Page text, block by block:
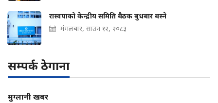
रास्वपाको केन्द्रीय समिति बैठक बुधबार बस्ने
मंगलबार, साउन १२, २०८३
सम्पर्क ठेगाना
मुग्लानी खबर